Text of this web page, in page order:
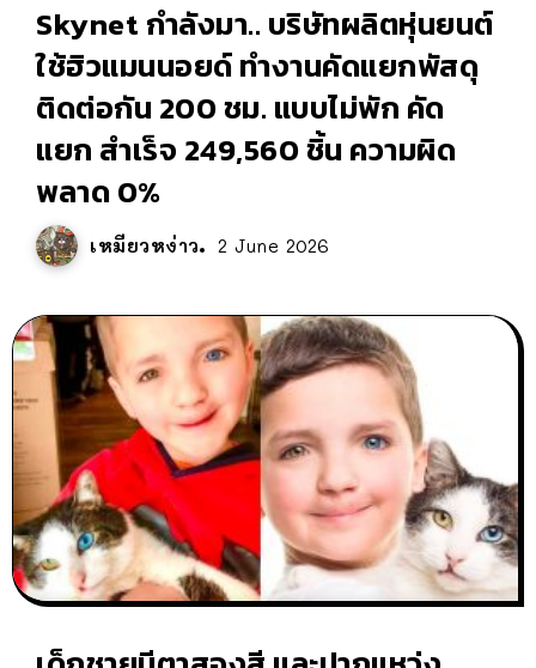
Skynet กำลังมา.. บริษัทผลิตหุ่นยนต์
ใช้ฮิวแมนนอยด์ ทำงานคัดแยกพัสดุ
ติดต่อกัน 200 ชม. แบบไม่พัก คัด
แยก สำเร็จ 249,560 ชิ้น ความผิด
พลาด 0%
เหมียวหง่าว 2 June 2026